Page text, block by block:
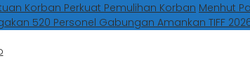
Korban Perkuat Pemulihan Korban Menhut
520 Personel Gabungan Amankan TIFF